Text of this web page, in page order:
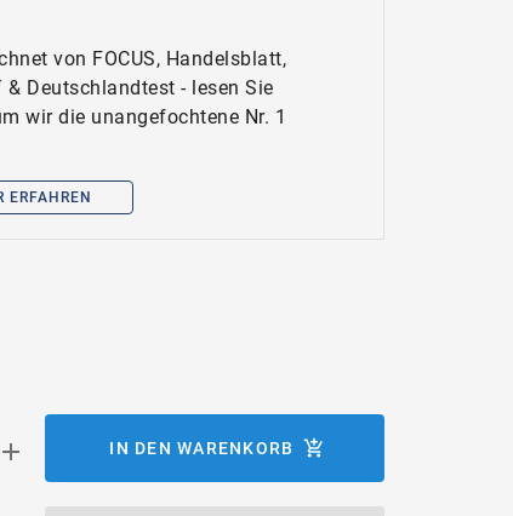
von FOCUS, Handelsblatt,
& Deutschlandtest - lesen Sie
wir die unangefochtene Nr. 1
ERFAHREN
IN DEN WARENKORB